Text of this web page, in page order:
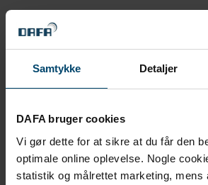
Samtykke Detaljer
DAFA bruger cookies
Vi gør dette for at sikre at du får den
optimale online oplevelse. Nogle
statistik og målrettet marketing, mens